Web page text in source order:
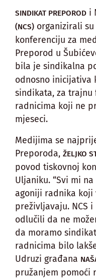
SINDIKAT PREPOROD i
(NCS) organizirali
konferenciju za
Preporod u
bila je sindikalna
odnosno inicijativa
sindikata, za trajnu
radnicima koji ne
mjeseci.
Medijima se
Preporoda, ŽELJKO
povod tiskovnoj
Uljaniku. “Svi mi
agoniji radnika koji
preživljavaju. NCS
odlučili da ne
da moramo
radnicima bilo
Udruzi građana
pružanjem pomoći